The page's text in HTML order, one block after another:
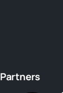
Partners